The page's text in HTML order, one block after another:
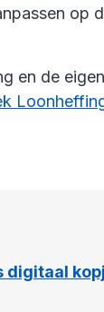
op
en de
digitaal